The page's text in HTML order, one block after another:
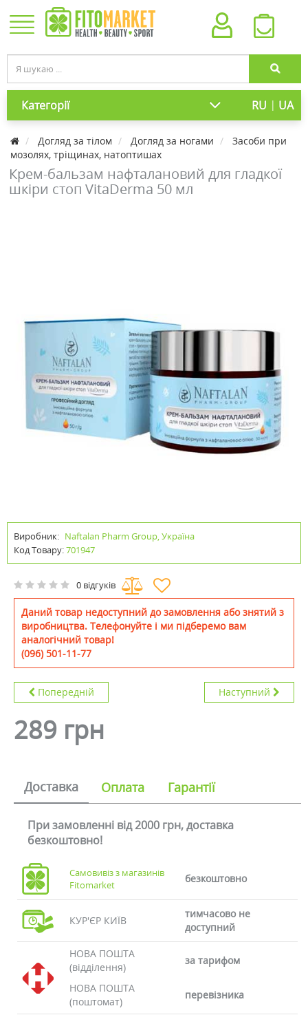
Категорії RU | UA
Догляд за тілом Догляд за ногами
Засоби при
мозолях, тріщинах, натоптишах
Крем-бальзам нафталановий для гладкої
шкіри стоп VitaDerma 50 мл
Виробник: Naftalan Pharm Group, Україна
Код Товару:701947
0 відгуків
Даний товар недоступний до замовлення або знятий з
виробництва. Телефонуйте і ми підберемо вам
аналогічний товар!
(096) 501-11-77
Попередній Наступний
289 грн
Доставка Оплата Гарантії
При замовленні від 2000 грн, доставка
безкоштовно!
Самовивіз з магазинів
Fitomarket
безкоштовно
КУР'ЄР КИЇВ
тимчасово не
доступний
НОВА ПОШТА
(відділення)
за тарифом
НОВА ПОШТА
(поштомат)
перевізника